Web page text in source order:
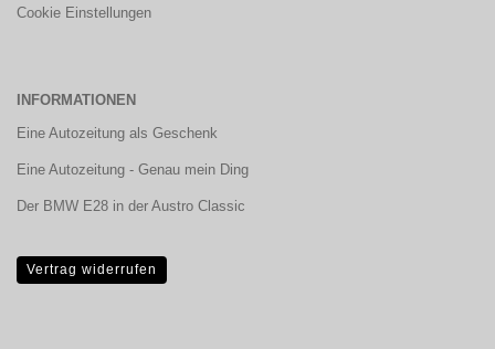
Cookie Einstellungen
INFORMATIONEN
Eine Autozeitung als Geschenk
Eine Autozeitung - Genau mein Ding
Der BMW E28 in der Austro Classic
Vertrag widerrufen